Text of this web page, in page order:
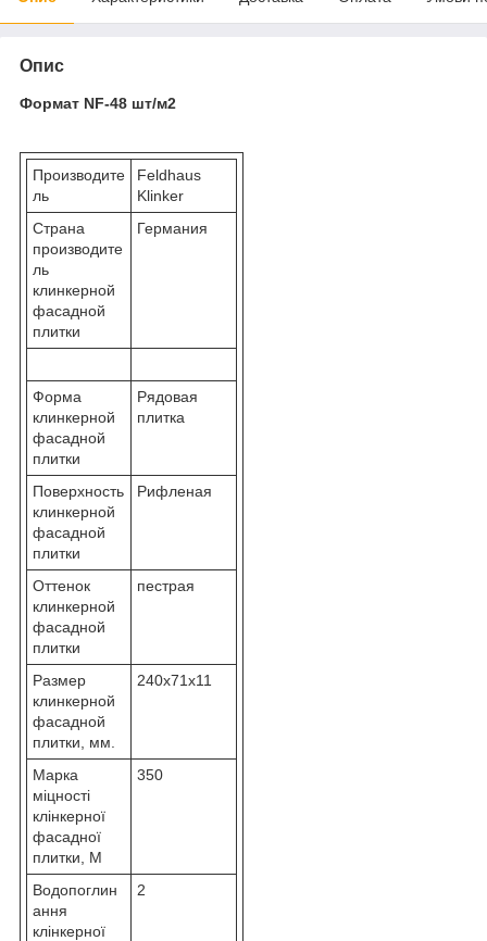
Опис
Формат NF-48 шт/м2
Производите
ль
Feldhaus
Klinker
Страна
производите
ль
клинкерной
фасадной
плитки
Германия
Форма
клинкерной
фасадной
плитки
Рядовая
плитка
Поверхность
клинкерной
фасадной
плитки
Рифленая
Оттенок
клинкерной
фасадной
плитки
пестрая
Размер
клинкерной
фасадной
плитки, мм.
240х71х11
Марка
міцності
клінкерної
фасадної
плитки, М
350
Водопоглин
ання
клінкерної
2